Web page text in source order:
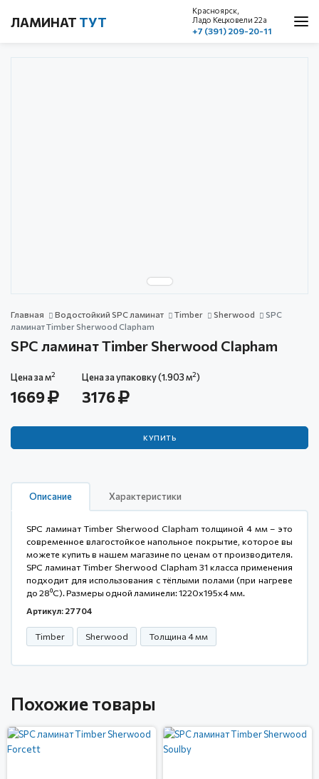
ЛАМИНАТ ТУТ
Красноярск,
Ладо Кецховели 22a
+7 (391) 209-20-11
Главная
Водостойкий SPC ламинат Timber Sherwood
SPC
ламинат Timber Sherwood Clapham
SPC ламинат Timber Sherwood Clapham
Цена за м2
1669
Цена за упаковку (1.903 м2)
3176
КУПИТЬ
Описание Характеристики
SPC ламинат Timber Sherwood Clapham толщиной 4 мм – это
современное влагостойкое напольное покрытие, которое вы
можете купить в нашем магазине по ценам от производителя.
SPC ламинат Timber Sherwood Clapham 31 класса применения
подходит для использования с тёплыми полами (при нагреве
до 28⁰С). Размеры одной ламинели: 1220x195x4 мм.
Артикул: 27704
Timber Sherwood Толщина 4 мм
Похожие товары